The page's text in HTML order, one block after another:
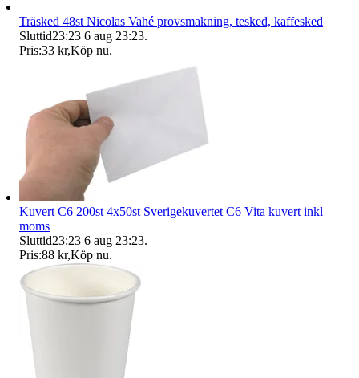
Träsked 48st Nicolas Vahé provsmakning, tesked, kaffesked
Sluttid23:23 6 aug 23:23.
Pris:33 kr,Köp nu.
Kuvert C6 200st 4x50st Sverigekuvertet C6 Vita kuvert inkl
moms
Sluttid23:23 6 aug 23:23.
Pris:88 kr,Köp nu.